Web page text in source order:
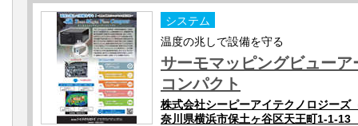
システム
温度の兆しで設備を守る
サーモマッピングビューア
コンパクト
株式会社シーピーアイテクノロジーズ
奈川県横浜市保土ヶ谷区天王町1-1-